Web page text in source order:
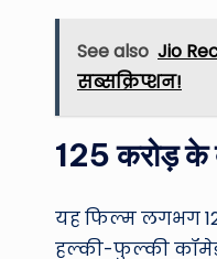
See also Jio
सब्सक्रिप्शन!
125 करोड़ के
यह फिल्म लगभग
हल्की-फुल्की